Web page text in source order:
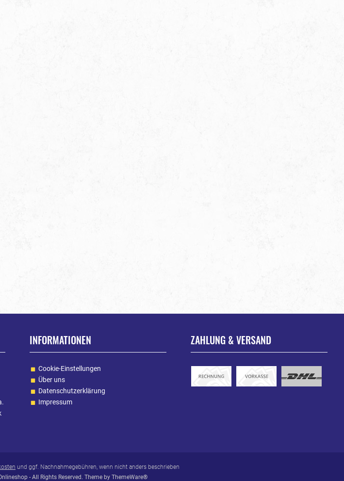
INFORMATIONEN
Cookie-Einstellungen
Über uns
Datenschutzerklärung
Impressum
ZAHLUNG & VERSAND
und ggf. Nachnahmegebühren, wenn nicht anders beschrieben
- All Rights Reserved. Theme by ThemeWare®